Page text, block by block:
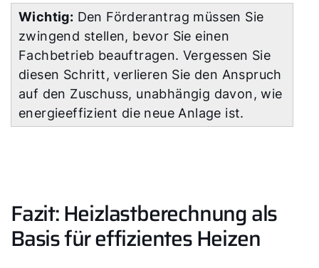
Wichtig: Den Förderantrag müssen Sie
zwingend stellen, bevor Sie einen
Fachbetrieb beauftragen. Vergessen Sie
diesen Schritt, verlieren Sie den Anspruch
auf den Zuschuss, unabhängig davon, wie
energieeffizient die neue Anlage ist.
Fazit: Heizlastberechnung als
Basis für effizientes Heizen